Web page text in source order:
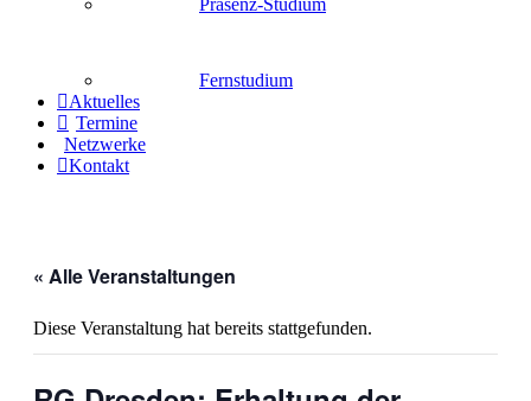
Präsenz-Studium
Fernstudium
Aktuelles
Termine
Netzwerke
Kontakt
« Alle Veranstaltungen
Diese Veranstaltung hat bereits stattgefunden.